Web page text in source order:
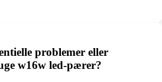
problemer eller
w16w led-pærer?